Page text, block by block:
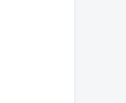
тұратын
өлшеуге берілген
жай
түрінде/